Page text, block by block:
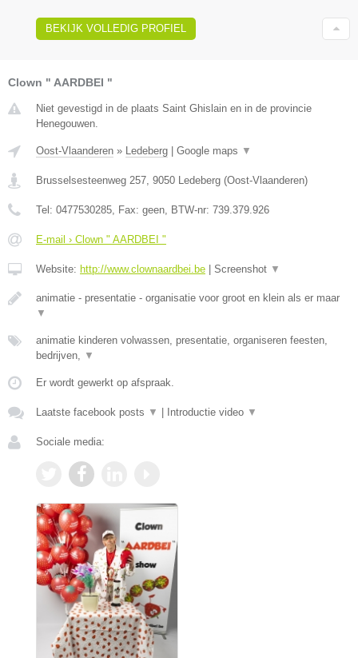
BEKIJK VOLLEDIG PROFIEL
Clown " AARDBEI "
Niet gevestigd in de plaats Saint Ghislain en in de provincie
Henegouwen.
Oost-Vlaanderen » Ledeberg | Google maps ▼
Brusselsesteenweg 257 9050 Ledeberg (Oost-Vlaanderen)
Tel: 0477530285 , Fax: geen , BTW-nr: 739.379.926
E-mail › Clown " AARDBEI "
Website: http://www.clownaardbei.be | Screenshot ▼
animatie - presentatie - organisatie voor groot en klein als er maar
▼
animatie kinderen volwassen, presentatie, organiseren feesten,
bedrijven,
▼
Er wordt gewerkt op afspraak.
Laatste facebook posts ▼ | Introductie video ▼
Sociale media: